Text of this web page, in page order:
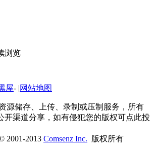
浏览
屋- |网站地图
源储存、上传、录制或压制服务，所有
开渠道分享，如有侵犯您的版权可点此投
2001-2013 Comsenz Inc. 版权所有